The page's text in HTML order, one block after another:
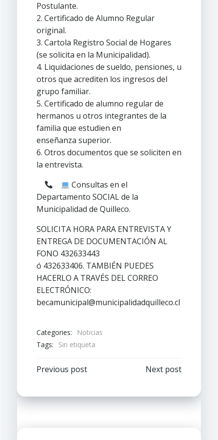
Postulante.
2. Certificado de Alumno Regular
original.
3. Cartola Registro Social de Hogares
(se solicita en la Municipalidad).
4. Liquidaciones de sueldo, pensiones, u
otros que acrediten los ingresos del
grupo familiar.
5. Certificado de alumno regular de
hermanos u otros integrantes de la
familia que estudien en
enseñanza superior.
6. Otros documentos que se soliciten en
la entrevista.
Consultas en el
Departamento SOCIAL de la
Municipalidad de Quilleco.
SOLICITA HORA PARA ENTREVISTA Y
ENTREGA DE DOCUMENTACIÓN AL
FONO 432633443
ó 432633406. TAMBIÉN PUEDES
HACERLO A TRAVÉS DEL CORREO
ELECTRÓNICO:
becamunicipal@municipalidadquilleco.cl
Categories:
Noticias
Tags:
Sin etiqueta
Navegación
por
Previous post
Navegación
por
Next post